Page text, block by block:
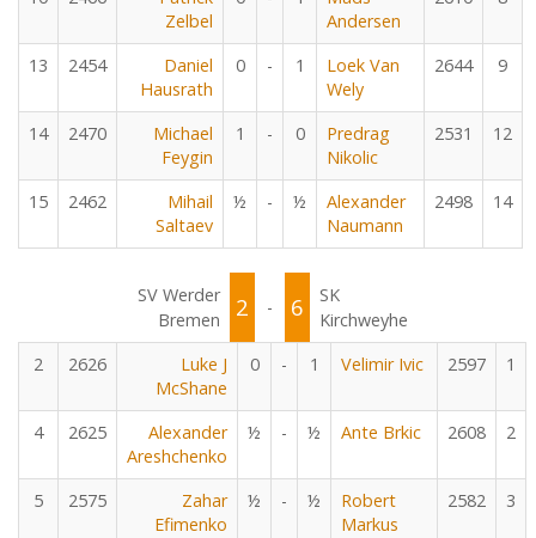
Zelbel
Andersen
13 2454
Daniel
Hausrath
0 - 1
Loek Van
Wely
2644 9
14 2470
Michael
Feygin
1 - 0
Predrag
Nikolic
2531 12
15 2462
Mihail
Saltaev
½ - ½
Alexander
Naumann
2498 14
SV Werder
Bremen
2 - 6
SK
Kirchweyhe
2
2626
Luke J
McShane
0 - 1 Velimir Ivic 2597 1
4 2625
Alexander
Areshchenko
½ - ½ Ante Brkic 2608 2
5 2575
Zahar
Efimenko
½ - ½
Robert
Markus
2582 3